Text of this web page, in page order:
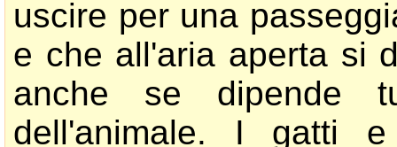
uscire per una
e che all'aria aperta si
anche se dipende
dell'animale. I gatti